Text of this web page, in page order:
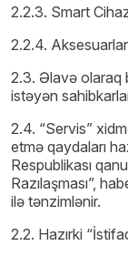
2.2.3. Smart
2.2.4.
2.3. Əlavə olaraq
istəyən
2.4. “Servis”
etmə qaydaları
Respublikası
Razılaşması”,
ilə tənzimlənir.
2.2. Hazırki